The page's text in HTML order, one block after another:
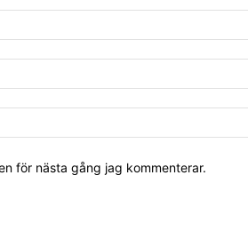
för nästa gång jag kommenterar.